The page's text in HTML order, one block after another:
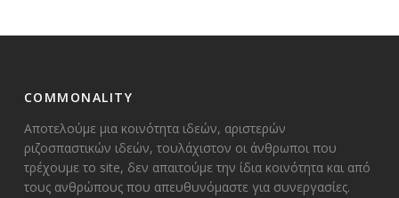
COMMONALITY
Αποτελούμε μια κοινότητα ιδεών, αριστερών
ριζοσπαστικών ιδεών, τουλάχιστον οι άνθρωποι που
τρέχουμε το site, δεν απαιτούμε την ίδια κοινότητα και από
τους ανθρώπους που απευθυνόμαστε για συνεργασίες.